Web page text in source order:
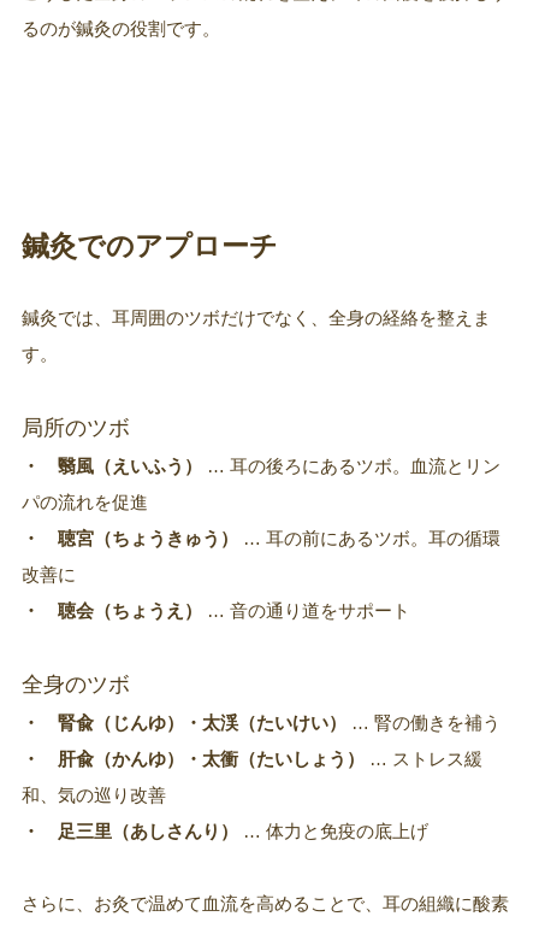
るのが鍼灸の役割です。
鍼灸でのアプローチ
鍼灸では、耳周囲のツボだけでなく、全身の経絡を整えま
す。
局所のツボ
・ 翳風（えいふう）
… 耳の後ろにあるツボ。血流とリン
パの流れを促進
・ 聴宮（ちょうきゅう）
… 耳の前にあるツボ。耳の循環
改善に
・ 聴会（ちょうえ）
… 音の通り道をサポート
全身のツボ
・ 腎兪（じんゆ）・太渓（たいけい）
… 腎の働きを補う
・ 肝兪（かんゆ）・太衝（たいしょう）
… ストレス緩
和、気の巡り改善
・ 足三里（あしさんり）
… 体力と免疫の底上げ
さらに、お灸で温めて血流を高めることで、耳の組織に酸素